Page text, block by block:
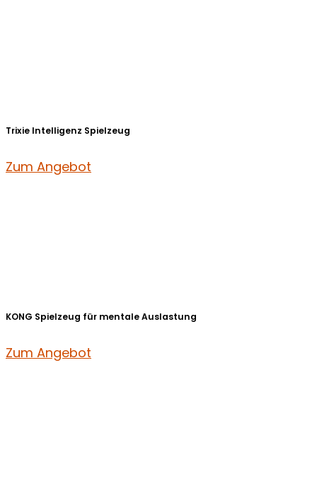
Trixie Intelligenz Spielzeug
Zum Angebot
KONG Spielzeug für mentale Auslastung
Zum Angebot